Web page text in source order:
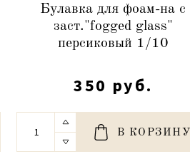
Булавка для фоам-на с
заст."fogged glass"
персиковый 1/10
350 руб.
В КОРЗИНУ